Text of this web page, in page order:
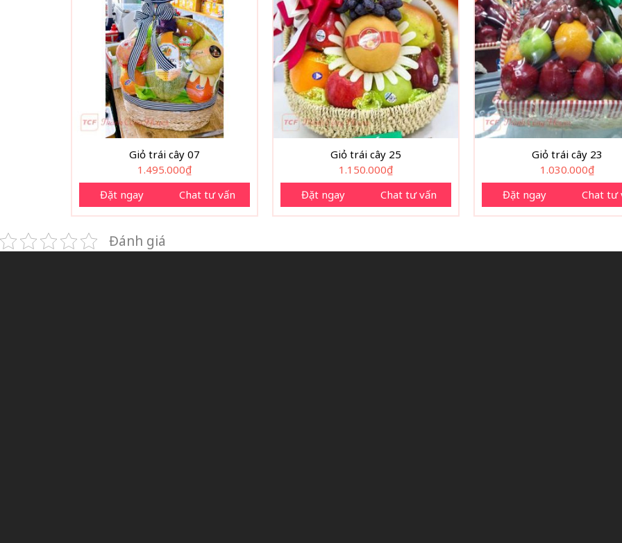
Giỏ trái cây 07
1.495.000₫
Đặt ngay
Chat tư vấn
Giỏ trái cây 25
1.150.000₫
Đặt ngay
Chat tư vấn
Giỏ trái cây 23
1.030.000₫
Đặt ngay
Chat tư
Đánh giá